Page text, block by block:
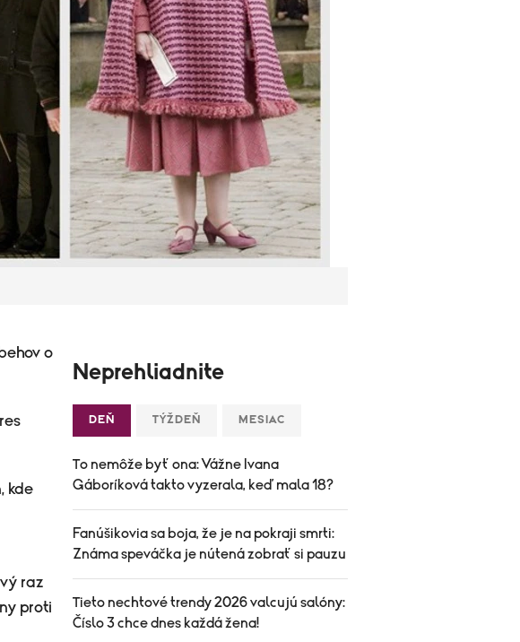
o
kde
raz
proti
Neprehliadnite
DEŇ TÝŽDEŇ MESIAC
To nemôže byť ona: Vážne Ivana
Gáboríková takto vyzerala, keď mala 18?
Fanúšikovia sa boja, že je na pokraji smrti:
Známa speváčka je nútená zobrať si pauzu
Tieto nechtové trendy 2026 valcujú salóny:
Číslo 3 chce dnes každá žena!